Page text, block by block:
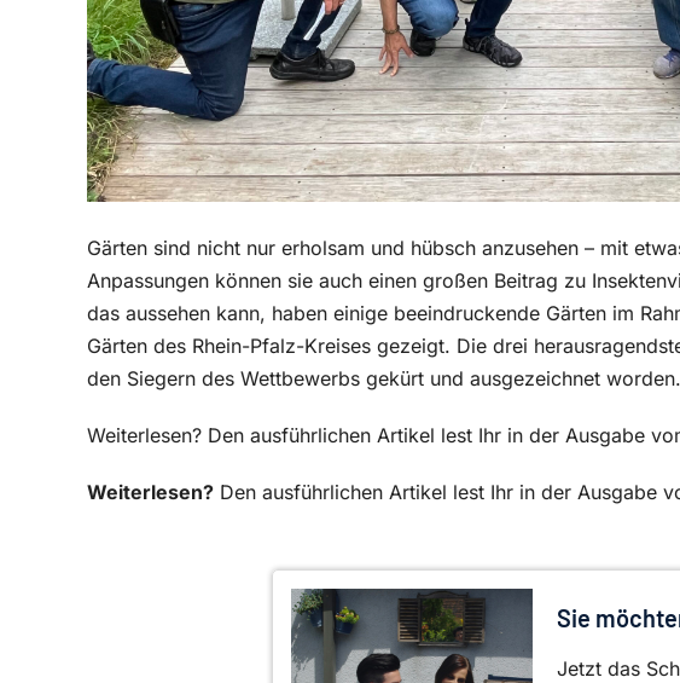
Gärten sind nicht nur erholsam und hübsch anzusehen – mit
Anpassungen können sie auch einen großen Beitrag zu
das aussehen kann, haben einige beeindruckende Gärten im
Gärten des Rhein-Pfalz-Kreises gezeigt. Die drei
den Siegern des Wettbewerbs gekürt und ausgezeichnet worden.
Weiterlesen? Den ausführlichen Artikel lest Ihr in der Ausgabe
Weiterlesen? Den ausführlichen Artikel lest Ihr in der Ausgabe
Sie
Jetzt das